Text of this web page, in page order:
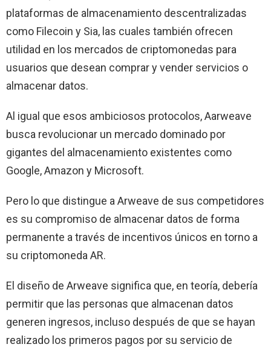
plataformas de almacenamiento descentralizadas
como Filecoin y Sia, las cuales también ofrecen
utilidad en los mercados de criptomonedas para
usuarios que desean comprar y vender servicios o
almacenar datos.
Al igual que esos ambiciosos protocolos, Aarweave
busca revolucionar un mercado dominado por
gigantes del almacenamiento existentes como
Google, Amazon y Microsoft.
Pero lo que distingue a Arweave de sus competidores
es su compromiso de almacenar datos de forma
permanente a través de incentivos únicos en torno a
su criptomoneda AR.
El diseño de Arweave significa que, en teoría, debería
permitir que las personas que almacenan datos
generen ingresos, incluso después de que se hayan
realizado los primeros pagos por su servicio de